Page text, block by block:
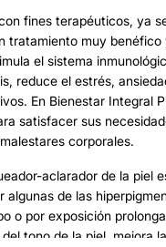
fines terapéuticos, ya
tratamiento muy benéfico
el sistema
reduce el estrés,
En Bienestar Integral
satisfacer sus
corporales.
aclarador de la piel
de las
o por exposición
tono de la piel, mejora